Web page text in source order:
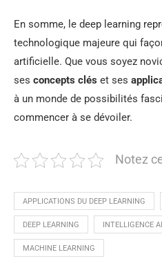
En somme, le deep learning
technologique majeure qui
artificielle. Que vous soyez
ses concepts clés et ses
à un monde de possibilités
commencer à se dévoiler.
Notez
APPLICATIONS DU DEEP LEARNING
DEEP LEARNING INTELLIGENCE
MACHINE LEARNING